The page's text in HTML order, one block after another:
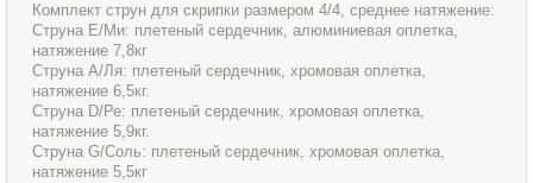
Комплект струн для скрипки размером 4/4, среднее натяжение:
Струна Е/Ми: плетеный сердечник, алюминиевая оплетка,
натяжение 7,8кг
Струна А/Ля: плетеный сердечник, хромовая оплетка,
натяжение 6,5кг.
Струна D/Ре: плетеный сердечник, хромовая оплетка,
натяжение 5,9кг.
Струна G/Соль: плетеный сердечник, хромовая оплетка,
натяжение 5,5кг